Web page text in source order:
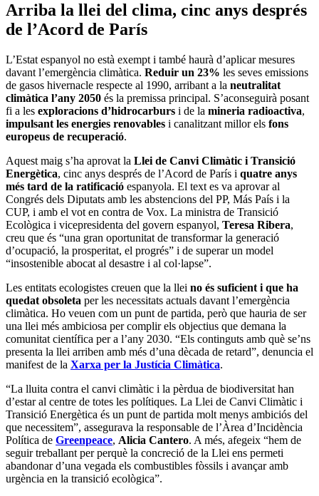
Arriba la llei del clima, cinc anys després
de l’Acord de París
L’Estat espanyol no està exempt i també haurà d’aplicar mesures
davant l’emergència climàtica. Reduir un 23% les seves emissions
de gasos hivernacle respecte al 1990, arribant a la neutralitat
climàtica l’any 2050 és la premissa principal. S’aconseguirà posant
fi a les exploracions d’hidrocarburs i de la mineria radioactiva,
impulsant les energies renovables i canalitzant millor els fons
europeus de recuperació.
Aquest maig s’ha aprovat la Llei de Canvi Climàtic i Transició
Energètica, cinc anys després de l’Acord de París i quatre anys
més tard de la ratificació espanyola. El text es va aprovar al
Congrés dels Diputats amb les abstencions del PP, Más País i la
CUP, i amb el vot en contra de Vox. La ministra de Transició
Ecològica i vicepresidenta del govern espanyol, Teresa Ribera,
creu que és “una gran oportunitat de transformar la generació
d’ocupació, la prosperitat, el progrés” i de superar un model
“insostenible abocat al desastre i al col·lapse”.
Les entitats ecologistes creuen que la llei no és suficient i que ha
quedat obsoleta per les necessitats actuals davant l’emergència
climàtica. Ho veuen com un punt de partida, però que hauria de ser
una llei més ambiciosa per complir els objectius que demana la
comunitat científica per a l’any 2030. “Els continguts amb què se’ns
presenta la llei arriben amb més d’una dècada de retard”, denuncia el
manifest de la Xarxa per la Justícia Climàtica.
“La lluita contra el canvi climàtic i la pèrdua de biodiversitat han
d’estar al centre de totes les polítiques. La Llei de Canvi Climàtic i
Transició Energètica és un punt de partida molt menys ambiciós del
que necessitem”, assegurava la responsable de l’Àrea d’Incidència
Política de Greenpeace, Alicia Cantero. A més, afegeix “hem de
seguir treballant per perquè la concreció de la Llei ens permeti
abandonar d’una vegada els combustibles fòssils i avançar amb
urgència en la transició ecològica”.